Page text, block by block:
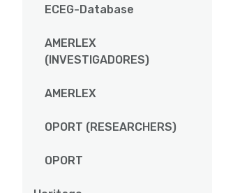
ECEG-Database
AMERLEX
(INVESTIGADORES)
AMERLEX
OPORT (RESEARCHERS)
OPORT